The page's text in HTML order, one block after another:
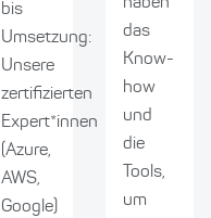
bis
Umsetzung:
Unsere
zertifizierten
Expert*innen
(Azure,
AWS,
Google)
haben
das
Know-
how
und
die
Tools,
um